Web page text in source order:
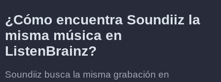
¿Cómo encuentra Soundiiz la
misma música en
ListenBrainz?
Soundiiz busca la misma grabación en